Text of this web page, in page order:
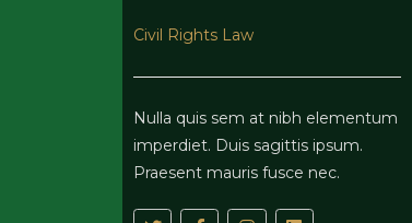
Civil Rights Law
Nulla quis sem at nibh elementum
imperdiet. Duis sagittis ipsum.
Praesent mauris fusce nec.